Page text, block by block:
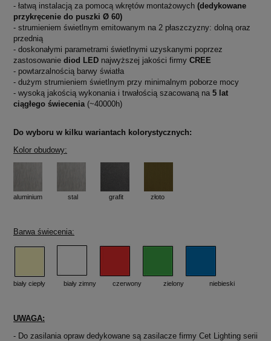
- łatwą instalacją za pomocą wkrętów montażowych (dedykowane
przykręcenie do puszki Ø 60)
- strumieniem świetlnym emitowanym na 2 płaszczyzny: dolną oraz
przednią
- doskonałymi parametrami świetlnymi uzyskanymi poprzez
zastosowanie diod LED najwyższej jakości firmy CREE
- powtarzalnością barwy światła
- dużym strumieniem świetlnym przy minimalnym poborze mocy
- wysoką jakością wykonania i trwałością szacowaną na 5 lat
ciągłego świecenia (~40000h)
Do wyboru w kilku wariantach kolorystycznych:
Kolor obudowy:
aluminium stal grafit złoto
Barwa świecenia:
biały ciepły biały zimny czerwony zielony niebieski
UWAGA:
- Do zasilania opraw dedykowane są zasilacze firmy Cet Lighting serii